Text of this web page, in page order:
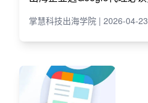
掌慧科技出海学院 | 2026-04-23